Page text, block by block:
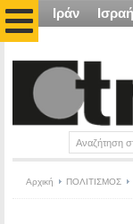
Ιράν
Αρχική ΠΟΛΙΤΙΣΜΟΣ